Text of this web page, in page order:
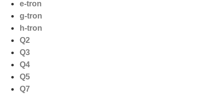
e-tron
g-tron
h-tron
Q2
Q3
Q4
Q5
Q7